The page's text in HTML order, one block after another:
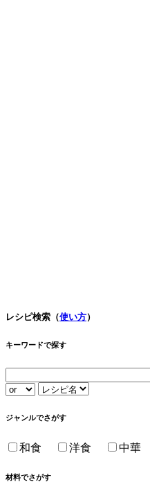
レシピ検索（使い方）
キーワードで探す
ジャンルでさがす
和食 洋食 中華
材料でさがす